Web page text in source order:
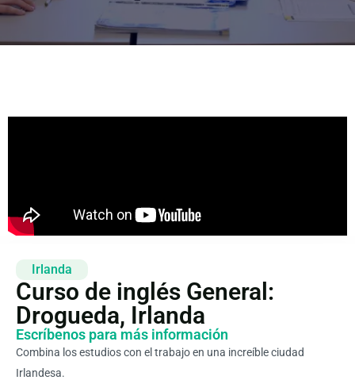
Irlanda
Curso de inglés General:
Drogueda, Irlanda
Escríbenos para más información
Combina los estudios con el trabajo en una increíble ciudad
Irlandesa.